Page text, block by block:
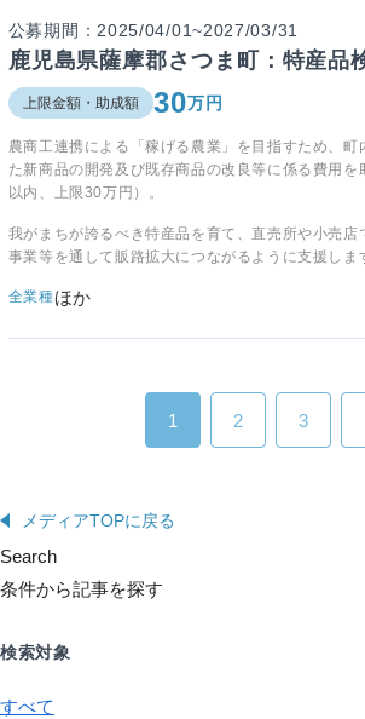
公募期間：2025/04/01~2027/03/31
鹿児島県薩摩郡さつま町：特産品
上限金額・助成額 30万円
農商工連携による「稼げる農業」を目指すため、町
た新商品の開発及び既存商品の改良等に係る費用
以内、上限30万円）。
我がまちが誇るべき特産品を育て、直売所や小売店
事業等を通して販路拡大につながるように支援しま
全業種ほか
1 2 3
メディアTOPに戻る
Search
条件から記事を探す
検索対象
すべて